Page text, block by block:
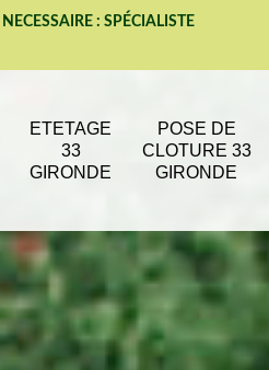
: SPÉCIALISTE
ETETAGE
33
GIRONDE
POSE DE
CLOTURE 33
GIRONDE